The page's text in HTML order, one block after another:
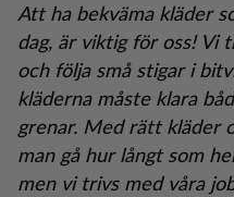
Att ha bekväma kläder
dag, är viktig för oss! Vi
och följa små stigar i
kläderna måste klara
grenar. Med rätt kläder
man gå hur långt som
men vi trivs med våra